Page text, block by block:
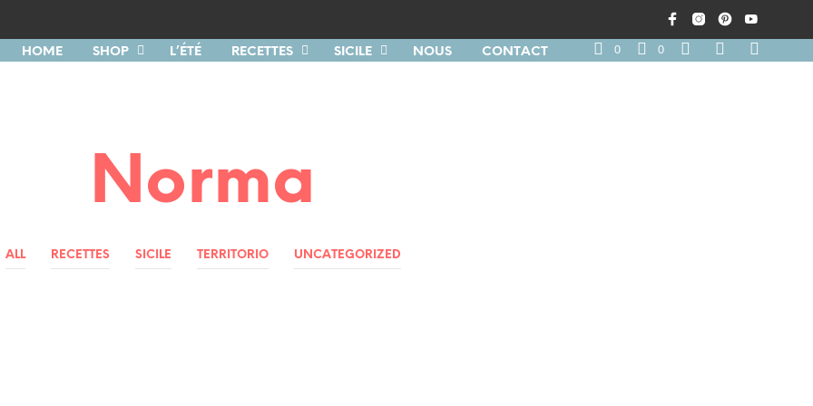
HOME SHOP L’ÉTÉ RECETTES SICILE NOUS CONTACT 0 0
Norma
ALL RECETTES SICILE TERRITORIO UNCATEGORIZED